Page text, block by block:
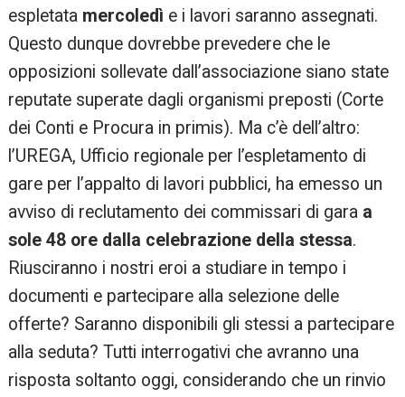
espletata mercoledì e i lavori saranno assegnati.
Questo dunque dovrebbe prevedere che le
opposizioni sollevate dall’associazione siano state
reputate superate dagli organismi preposti (Corte
dei Conti e Procura in primis). Ma c’è dell’altro:
l’UREGA, Ufficio regionale per l’espletamento di
gare per l’appalto di lavori pubblici, ha emesso un
avviso di reclutamento dei commissari di gara a
sole 48 ore dalla celebrazione della stessa.
Riusciranno i nostri eroi a studiare in tempo i
documenti e partecipare alla selezione delle
offerte? Saranno disponibili gli stessi a partecipare
alla seduta? Tutti interrogativi che avranno una
risposta soltanto oggi, considerando che un rinvio